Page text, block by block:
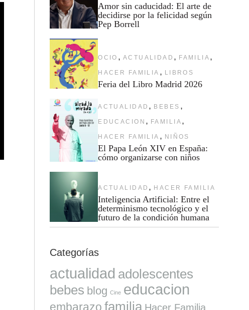
Amor sin caducidad: El arte de
decidirse por la felicidad según
Pep Borrell
OCIO , ACTUALIDAD , FAMILIA ,
HACER FAMILIA , LIBROS
Feria del Libro Madrid 2026
ACTUALIDAD , BEBES ,
EDUCACION , FAMILIA ,
HACER FAMILIA , NIÑOS
El Papa León XIV en España:
cómo organizarse con niños
ACTUALIDAD , HACER FAMILIA
Inteligencia Artificial: Entre el
determinismo tecnológico y el
futuro de la condición humana
Categorías
actualidad adolescentes
bebes blog Cine educacion
embarazo familia Hacer Familia